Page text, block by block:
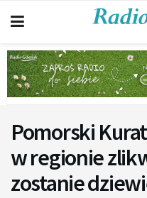
Pomorski
w regionie
zostanie